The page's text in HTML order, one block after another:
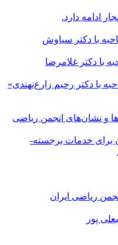
ادامه دارد.
با دکتر سیاوش
با دکتر غلامرضا
با دکتر رحیم زارع‌نهندی»
و نشان‌های انجمن ریاضی
برای خدمات برجسته-
ریاضی ایران
پور